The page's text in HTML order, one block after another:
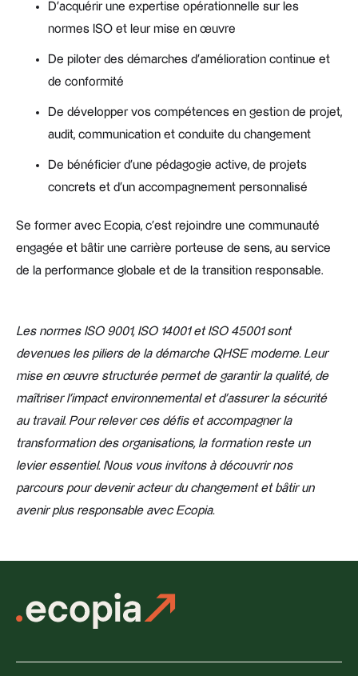
D’acquérir une expertise opérationnelle sur les
normes ISO et leur mise en œuvre
De piloter des démarches d’amélioration continue et
de conformité
De développer vos compétences en gestion de projet,
audit, communication et conduite du changement
De bénéficier d’une pédagogie active, de projets
concrets et d’un accompagnement personnalisé
Se former avec Ecopia, c’est rejoindre une communauté
engagée et bâtir une carrière porteuse de sens, au service
de la performance globale et de la transition responsable.
Les normes ISO 9001, ISO 14001 et ISO 45001 sont
devenues les piliers de la démarche QHSE moderne. Leur
mise en œuvre structurée permet de garantir la qualité, de
maîtriser l’impact environnemental et d’assurer la sécurité
au travail. Pour relever ces défis et accompagner la
transformation des organisations, la formation reste un
levier essentiel. Nous vous invitons à découvrir nos
parcours pour devenir acteur du changement et bâtir un
avenir plus responsable avec Ecopia.